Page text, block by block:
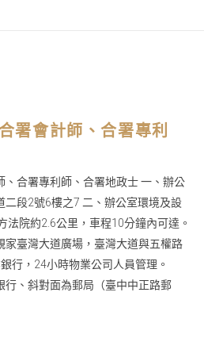
署會計師、合署專利
合署專利師、合署地政士 一、辦公
二段2號6樓之7 二、辦公室環境及設
法院約2.6公里，車程10分鐘內可達。
家臺灣大道廣場，臺灣大道與五權路
行，24小時物業公司人員管理。
行、斜對面為郵局（臺中中正路郵